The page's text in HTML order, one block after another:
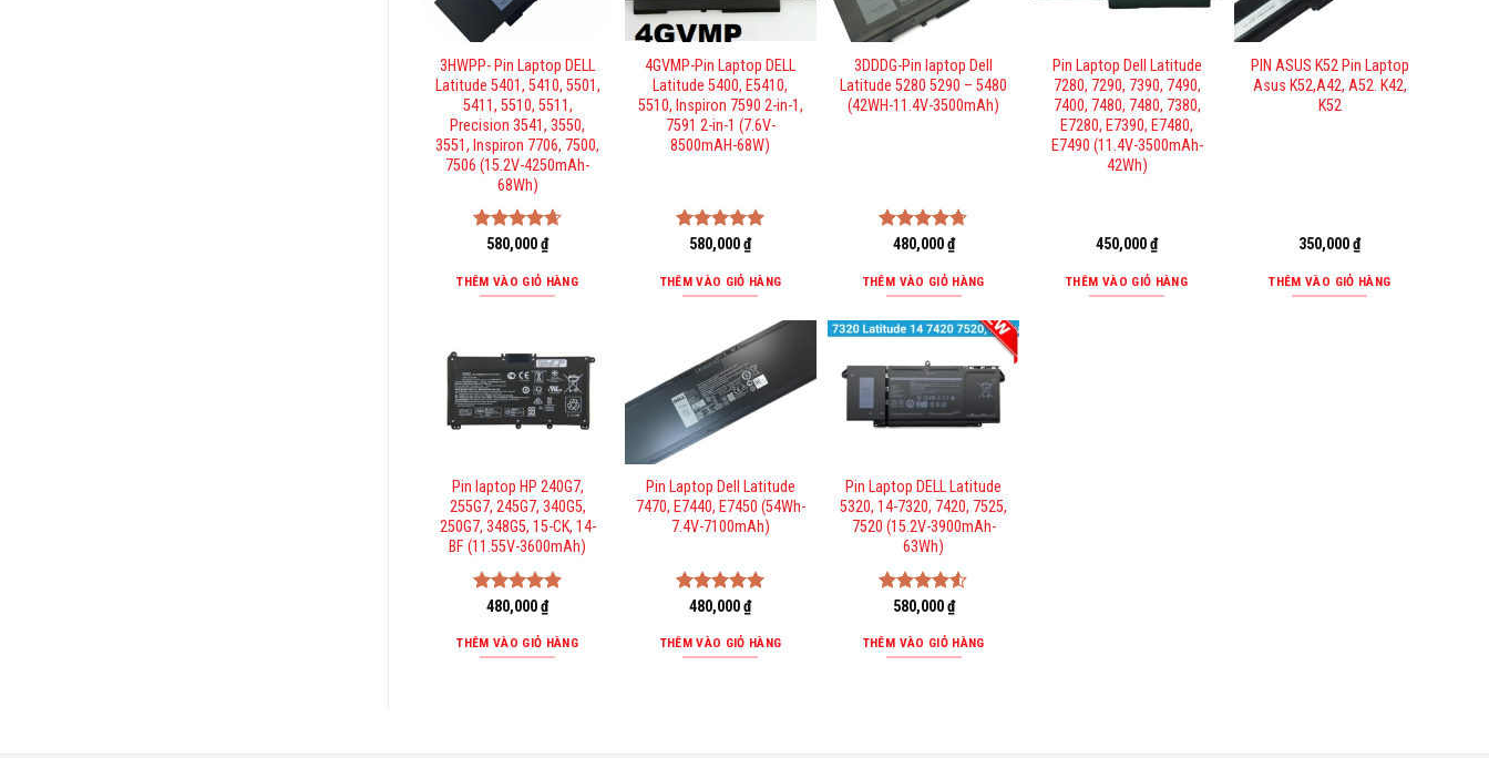
3HWPP- Pin Laptop DELL
Latitude 5401, 5410, 5501,
5411, 5510, 5511,
Precision 3541, 3550,
3551, Inspiron 7706, 7500,
7506 (15.2V-4250mAh-
68Wh)
Được xếp
5 sao
580,000₫
THÊM VÀO GIỎ HÀNG
4GVMP-Pin Laptop DELL
Latitude 5400, E5410,
5510, Inspiron 7590 2-in-1,
7591 2-in-1 (7.6V-
8500mAH-68W)
Được xếp
5 sao
580,000₫
THÊM VÀO GIỎ HÀNG
3DDDG-Pin laptop Dell
Latitude 5280 5290 – 5480
(42WH-11.4V-3500mAh)
Được xếp
5 sao
480,000₫
THÊM VÀO GIỎ HÀNG
Pin Laptop Dell Latitude
7280, 7290, 7390, 7490,
7400, 7480, 7480, 7380,
E7280, E7390, E7480,
E7490 (11.4V-3500mAh-
42Wh)
450,000₫
THÊM VÀO GIỎ HÀNG
PIN ASUS K52 Pin Laptop
Asus K52,A42, A52. K42,
K52
350,000₫
THÊM VÀO GIỎ HÀNG
Pin laptop HP 240G7,
255G7, 245G7, 340G5,
250G7, 348G5, 15-CK, 14-
BF (11.55V-3600mAh)
Được xếp
5 sao
480,000₫
THÊM VÀO GIỎ HÀNG
Pin Laptop Dell Latitude
7470, E7440, E7450 (54Wh-
7.4V-7100mAh)
Được xếp
5 sao
480,000₫
THÊM VÀO GIỎ HÀNG
Pin Laptop DELL Latitude
5320, 14-7320, 7420, 7525,
7520 (15.2V-3900mAh-
63Wh)
Được xếp
5 sao
580,000₫
THÊM VÀO GIỎ HÀNG